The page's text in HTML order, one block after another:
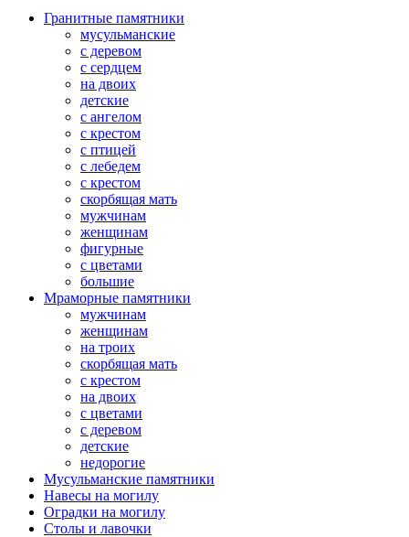
Гранитные памятники
мусульманские
с деревом
с сердцем
на двоих
детские
с ангелом
с крестом
с птицей
с лебедем
с крестом
скорбящая мать
мужчинам
женщинам
фигурные
с цветами
большие
Мраморные памятники
мужчинам
женщинам
на троих
скорбящая мать
с крестом
на двоих
с цветами
с деревом
детские
недорогие
Мусульманские памятники
Навесы на могилу
Оградки на могилу
Столы и лавочки